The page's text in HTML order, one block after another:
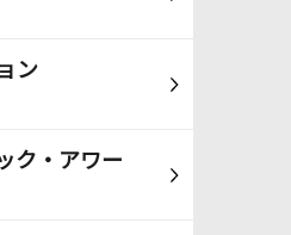
ン
ク・アワー